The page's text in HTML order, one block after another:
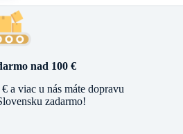
nad 100 €
a viac u nás máte dopravu
zadarmo!